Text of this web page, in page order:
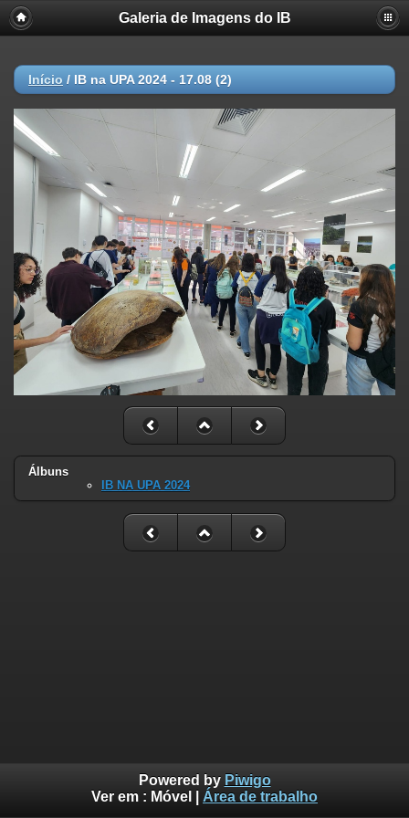
Galeria de Imagens do IB
Início / IB na UPA 2024 - 17.08 (2)
Álbuns
IB NA UPA 2024
Powered by Piwigo
Ver em : Móvel Área de trabalho